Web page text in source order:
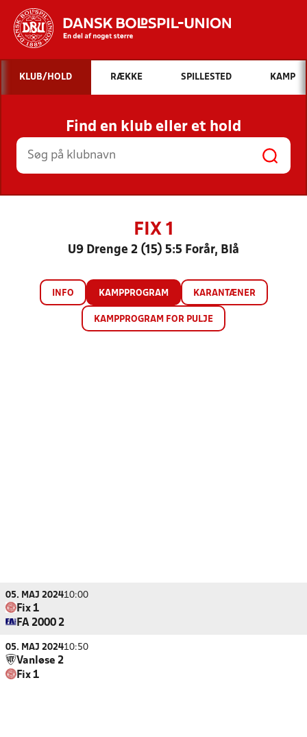
Hvad vil du søge efter?
INDHOLD OG NYHEDER
STILLINGER, RESULTATER, KLUBBER OG
HOLD
KLUB/HOLD RÆKKE SPILLESTED KAMP
Find en klub eller et hold
FIX 1
U9 Drenge 2 (15) 5:5 Forår, Blå
INFO KAMPPROGRAM KARANTÆNER
KAMPPROGRAM FOR PULJE
05. MAJ 202410:00
Fix 1
FA 2000 2
05. MAJ 202410:50
Vanløse 2
Fix 1